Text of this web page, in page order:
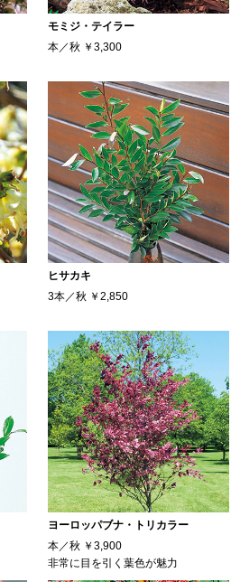
モミジ・テイラー
本／秋 ￥3,300
ヒサカキ
3本／秋 ￥2,850
ヨーロッパブナ・トリカラー
本／秋 ￥3,900
非常に目を引く葉色が魅力